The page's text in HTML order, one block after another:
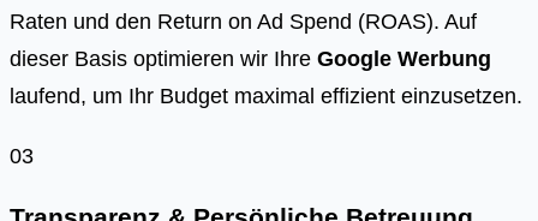
Raten und den Return on Ad Spend (ROAS). Auf
dieser Basis optimieren wir Ihre Google Werbung
laufend, um Ihr Budget maximal effizient einzusetzen.
03